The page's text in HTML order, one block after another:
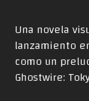
Una novela
lanzamiento
como un
Ghostwire: